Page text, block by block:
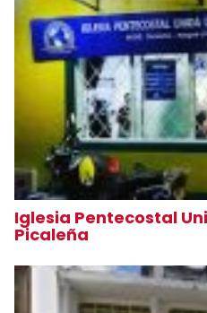
Iglesia Pentecostal
Picaleña